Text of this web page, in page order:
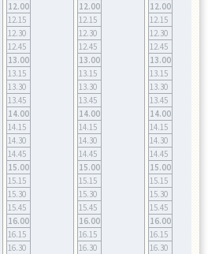
12.00
12.15
12.30
12.45
13.00
13.15
13.30
13.45
14.00
14.15
14.30
14.45
15.00
15.15
15.30
15.45
16.00
16.15
16.30
12.00
12.15
12.30
12.45
13.00
13.15
13.30
13.45
14.00
14.15
14.30
14.45
15.00
15.15
15.30
15.45
16.00
16.15
16.30
12.00
12.15
12.30
12.45
13.00
13.15
13.30
13.45
14.00
14.15
14.30
14.45
15.00
15.15
15.30
15.45
16.00
16.15
16.30